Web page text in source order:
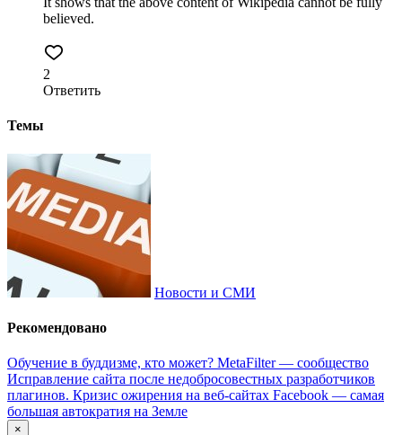
believed.
2
Ответить
Темы
Новости и СМИ
Рекомендовано
Обучение в буддизме, кто может? MetaFilter — сообщество
Исправление сайта после недобросовестных разработчиков
плагинов. Кризис ожирения на веб-сайтах Facebook — cамая
большая автократия на Земле
×